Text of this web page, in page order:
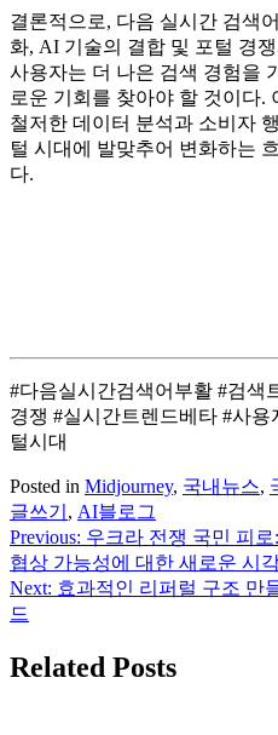
결론적으로, 다음 실시간 검색
화, AI 기술의 결합 및 포털 경
사용자는 더 나은 검색 경험을
로운 기회를 찾아야 할 것이다.
철저한 데이터 분석과 소비자
털 시대에 발맞추어 변화하는
다.
#다음실시간검색어부활 #검색
경쟁 #실시간트렌드베타 #사용
털시대
Posted in Midjourney, 국내뉴스,
글쓰기 , AI블로그
글
탐
색
Previous: 우크라 전쟁 국민 피
협상 가능성에 대한 새로운 시
Next: 효과적인 리퍼럴 구조 만
드
Related Posts